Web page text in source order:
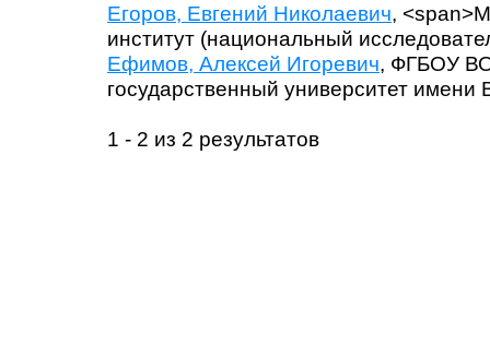
Егоров, Евгений Николаевич,
институт (национальный
Ефимов, Алексей Игоревич, ФГБОУ
государственный университет имени
1 - 2 из 2 результатов